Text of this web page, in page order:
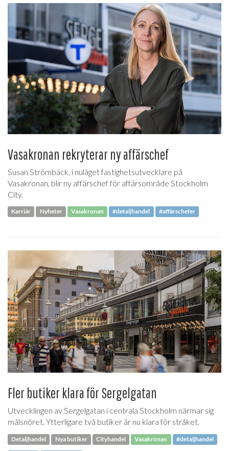
Vasakronan rekryterar ny affärschef
Susan Strömbäck, i nuläget fastighetsutvecklare på
Vasakronan, blir ny affärschef för affärsområde Stockholm
City.
Karriär Nyheter Vasakronan #detaljhandel #affärschefer
Fler butiker klara för Sergelgatan
Utvecklingen av Sergelgatan i centrala Stockholm närmar sig
målsnöret. Ytterligare två butiker är nu klara för stråket.
Detaljhandel Nya butiker Cityhandel Vasakronan #detaljhandel